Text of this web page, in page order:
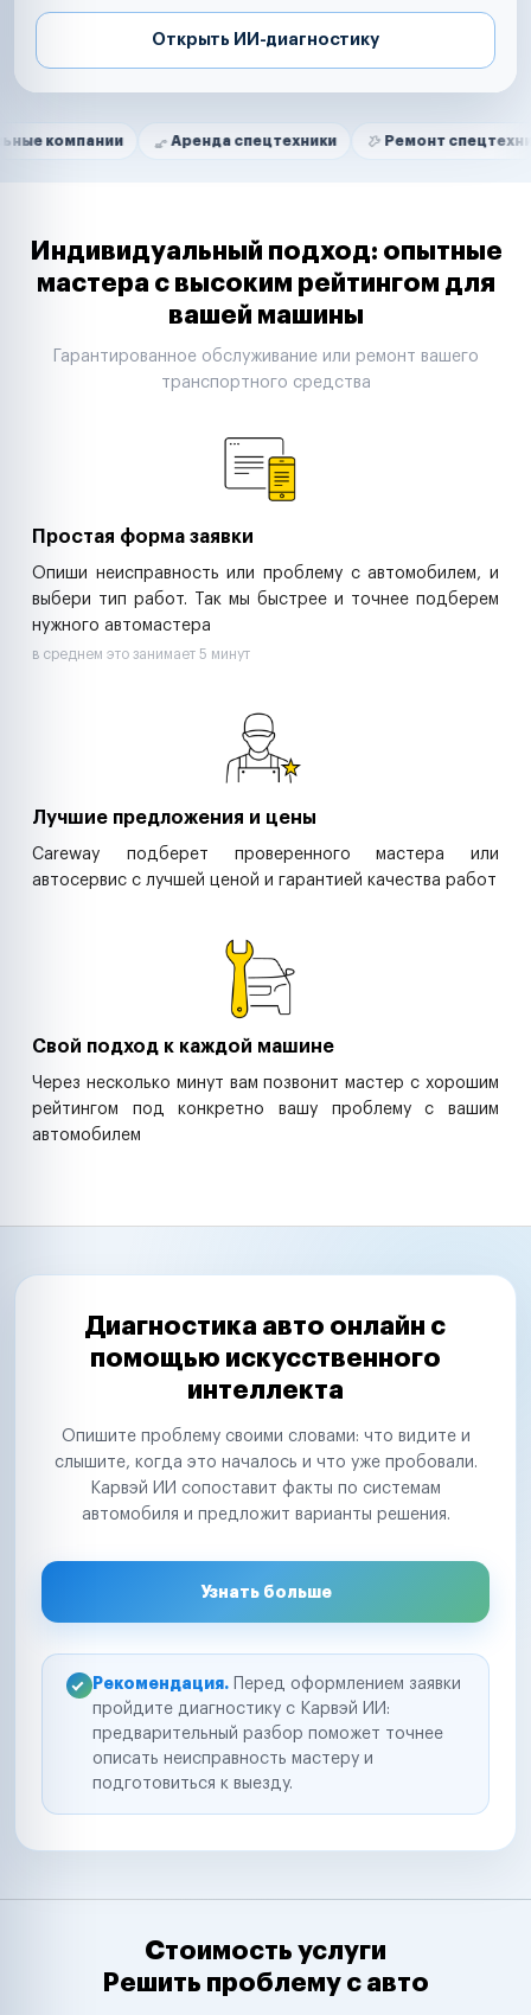
Открыть ИИ-диагностику
Нам доверяют
Аренда спецтехники Ремонт спецтехники
Маркетплейсы
Таксопарки
Автодилеры
Строительные компании
Аренда спецтехники
Индивидуальный подход: опытные
мастера с высоким рейтингом для
вашей машины
Гарантированное обслуживание или ремонт вашего
транспортного средства
Простая форма заявки
Опиши неисправность или проблему с автомобилем, и
выбери тип работ. Так мы быстрее и точнее подберем
нужного автомастера
в среднем это занимает 5 минут
Лучшие предложения и цены
Careway подберет проверенного мастера или
автосервис с лучшей ценой и гарантией качества работ
Свой подход к каждой машине
Через несколько минут вам позвонит мастер с хорошим
рейтингом под конкретно вашу проблему с вашим
автомобилем
Диагностика авто онлайн с
помощью искусственного
интеллекта
Опишите проблему своими словами: что видите и
слышите, когда это началось и что уже пробовали.
Карвэй ИИ сопоставит факты по системам
автомобиля и предложит варианты решения.
Узнать больше
Рекомендация. Перед оформлением заявки
пройдите диагностику с Карвэй ИИ:
предварительный разбор поможет точнее
описать неисправность мастеру и
подготовиться к выезду.
Стоимость услуги
Решить проблему с авто